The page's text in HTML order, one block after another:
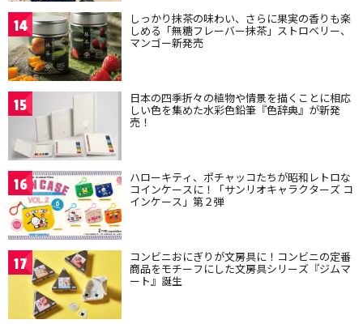
14 しっかり抹茶の味わい、さらに果実の香りも楽
しめる「無糖フレーバー抹茶」ストロベリー、
マンゴー新発売
15 日本の四季折々の植物や情景を描くことに相応
しい色を集めた水彩色鉛筆『色辞典』が新発
売！
16 ハローキティ、ポチャッコたちが昭和レトロな
コインケースに！「サンリオキャラクターズ コ
インケース」第２弾
17 コンビニおにぎりが文房具に！コンビニの定番
商品をモチーフにした文房具シリーズ『ジムマ
ート』誕生